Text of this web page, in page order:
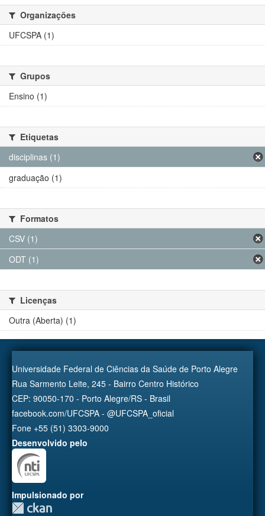
Organizações
UFCSPA (1)
Grupos
Ensino (1)
Etiquetas
disciplinas (1)
graduação (1)
Formatos
CSV (1)
ODT (1)
Licenças
Outra (Aberta) (1)
Universidade Federal de Ciências da Saúde de Porto Alegre
Rua Sarmento Leite, 245 - Bairro Centro Histórico
CEP: 90050-170 - Porto Alegre/RS - Brasil
facebook.com/UFCSPA - @UFCSPA_oficial
Fone +55 (51) 3303-9000
Desenvolvido pelo
Impulsionado por